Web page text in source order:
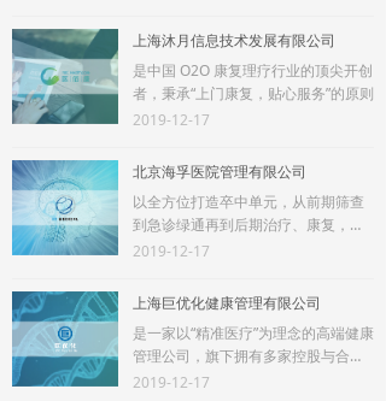
上海沐月信息技术发展有限公司
是中国 O2O 康复理疗行业的顶尖开创
者，秉承“上门康复，贴心服务”的原则
2019-12-17
北京海孚医院管理有限公司
以全方位打造卒中单元，从前期筛查
到急诊绿通再到后期治疗、康复，提
高合作医院医疗技术并引进前沿科
2019-12-17
上海巨优化健康管理有限公司
是一家以“精准医疗”为理念的高端健康
管理公司，旗下拥有多家控股与合作
企业
2019-12-17